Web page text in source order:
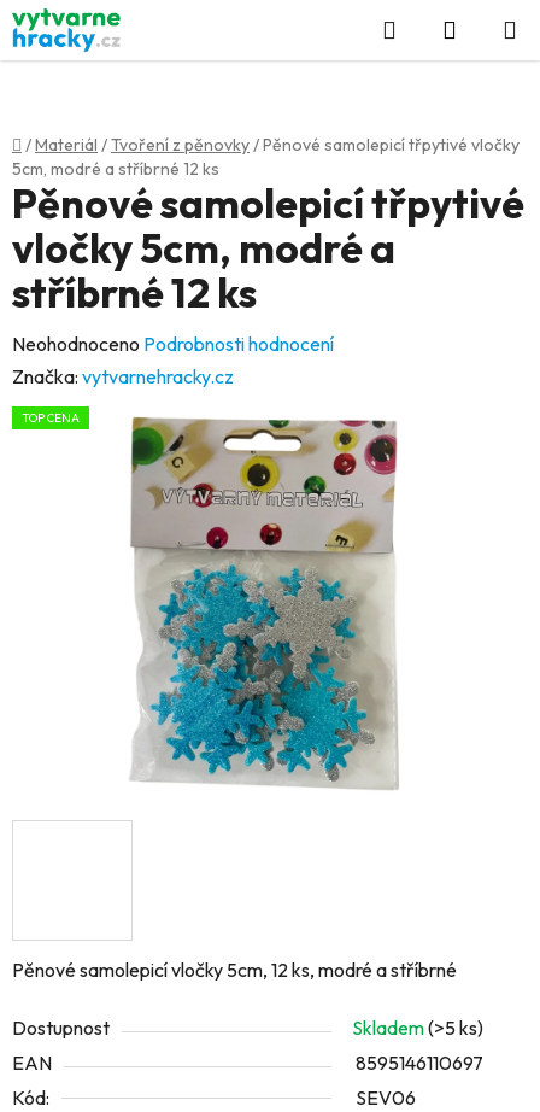
Přejít
na
obsah
Hledat
KOŠÍK
Domů
/Materiál /Tvoření z pěnovky/Pěnové samolepicí třpytivé vločky
5cm, modré a stříbrné 12 ks
Pěnové samolepicí vločky 5cm, 12 ks, modré a stříbrné
Dostupnost Skladem(>5 ks)
EAN
8595146110697
Kód:
SEV06
Pěnové samolepicí třpytivé
vločky 5cm, modré a
stříbrné 12 ks
Průměrné
hodnocení
produktu
Neohodnoceno Podrobnosti hodnocení
Značka: vytvarnehracky.cz
TOP CENA